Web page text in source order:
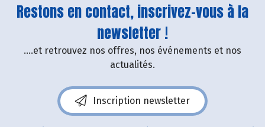
Restons en contact, inscrivez-vous à la
newsletter !
....et retrouvez nos offres, nos événements et nos
actualités.
Inscription newsletter